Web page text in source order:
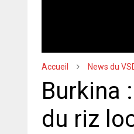
Accueil News du
Burkina
du riz